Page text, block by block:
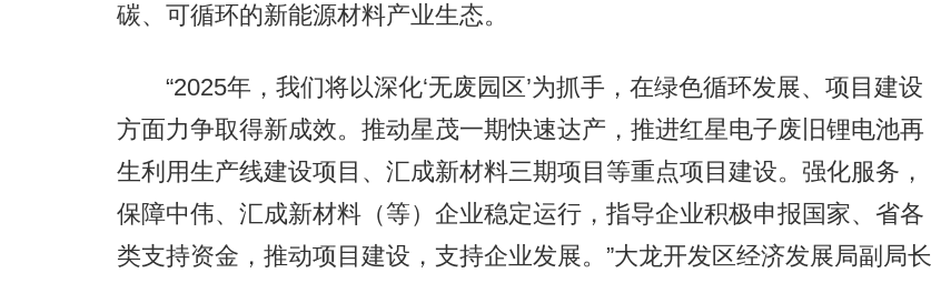
碳、可循环的新能源材料产业生态。
“2025年，我们将以深化‘无废园区’为抓手，在绿色循环发展、项目建设
方面力争取得新成效。推动星茂一期快速达产，推进红星电子废旧锂电池再
生利用生产线建设项目、汇成新材料三期项目等重点项目建设。强化服务，
保障中伟、汇成新材料（等）企业稳定运行，指导企业积极申报国家、省各
类支持资金，推动项目建设，支持企业发展。”大龙开发区经济发展局副局长